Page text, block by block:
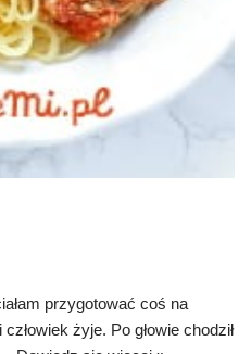
przygotować coś na
żyje. Po głowie chodził